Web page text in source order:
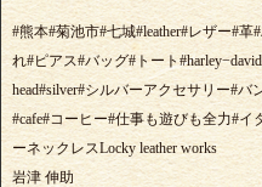
#熊本#菊池市#七城#leather#レザー#
れ#ピアス#バッグ#トート
head#silver#シルバーアクセサリー#
#cafe#コーヒー#仕事も遊びも全力#
ーネックレスLocky leather works
岩津 伸助